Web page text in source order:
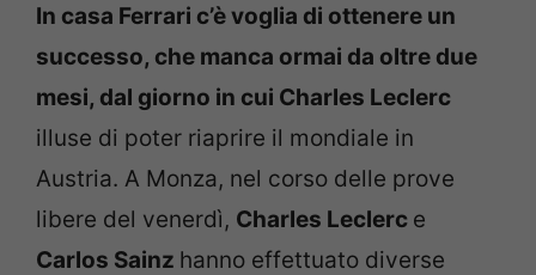
In casa Ferrari c’è voglia di ottenere un
successo, che manca ormai da oltre due
mesi, dal giorno in cui Charles Leclerc
illuse di poter riaprire il mondiale in
Austria. A Monza, nel corso delle prove
libere del venerdì, Charles Leclerc e
Carlos Sainz hanno effettuato diverse